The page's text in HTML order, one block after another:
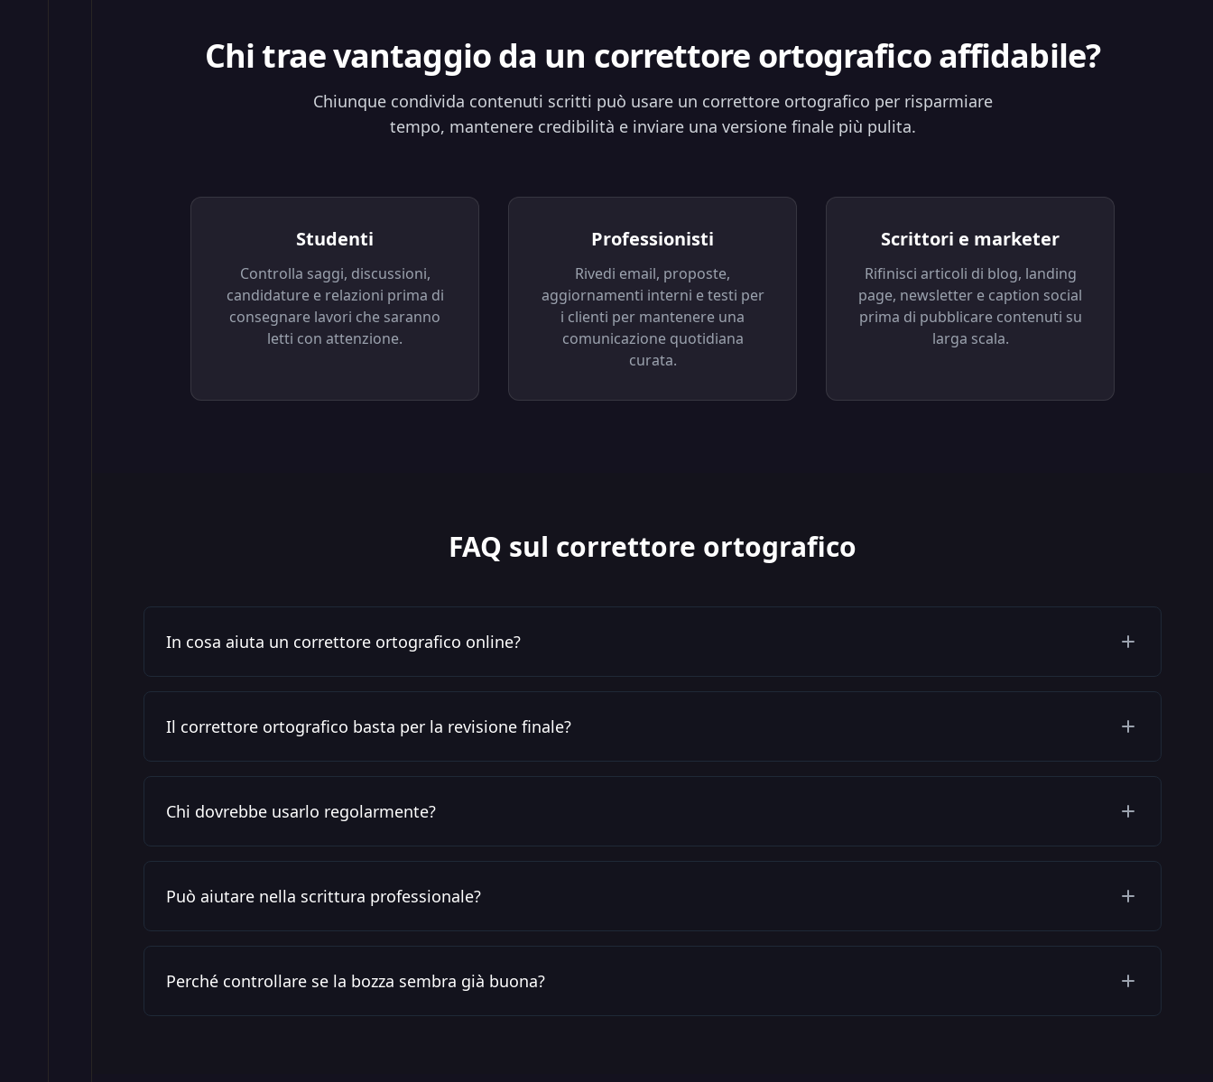
Chi trae vantaggio da un correttore ortografico affidabile?
Chiunque condivida contenuti scritti può usare un correttore ortografico per risparmiare
tempo, mantenere credibilità e inviare una versione finale più pulita.
Studenti
Controlla saggi, discussioni,
candidature e relazioni prima di
consegnare lavori che saranno
letti con attenzione.
Professionisti
Rivedi email, proposte,
aggiornamenti interni e testi per
i clienti per mantenere una
comunicazione quotidiana
curata.
Scrittori e marketer
Rifinisci articoli di blog, landing
page, newsletter e caption social
prima di pubblicare contenuti su
larga scala.
FAQ sul correttore ortografico
In cosa aiuta un correttore ortografico online?
Il correttore ortografico basta per la revisione finale?
Chi dovrebbe usarlo regolarmente?
Può aiutare nella scrittura professionale?
Perché controllare se la bozza sembra già buona?